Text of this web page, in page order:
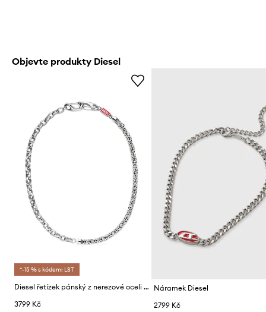
Objevte produkty Diesel
*-15 % s kódem: LST
Diesel řetízek pánský z nerezové oceli Diesel Font
3799 Kč
Náramek Diesel
2799 Kč